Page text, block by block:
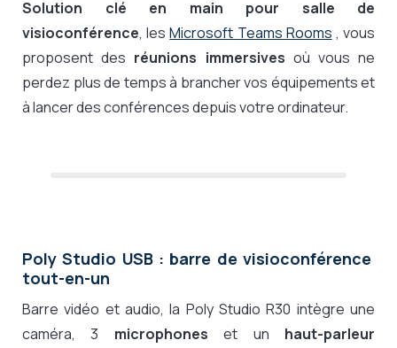
Solution clé en main pour salle de
visioconférence, lesMicrosoft Teams Rooms , vous
proposent des réunions immersives où vous ne
perdez plus de temps à brancher vos équipements et
à lancer des conférences depuis votre ordinateur.
Poly Studio USB : barre de visioconférence
tout-en-un
Barre vidéo et audio, la Poly Studio R30 intègre une
caméra, 3 microphones et un haut-parleur